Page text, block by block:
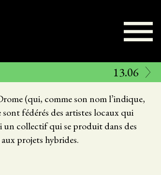
13.06
(qui, comme son nom l’indique,
fédérés des artistes locaux qui
un collectif qui se produit dans des
projets hybrides.